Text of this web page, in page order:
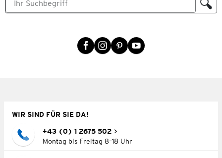
WIR SIND FÜR SIE DA!
+43 (0) 1 2675 502
Montag bis Freitag 8–18 Uhr